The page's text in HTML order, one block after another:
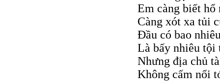
Em càng biết hổ
Càng xót xa tủi
Đầu có bao
Là bấy nhiêu tội
Nhưng địa chủ
Không cấm nổi